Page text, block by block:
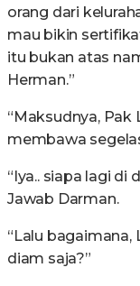
orang dari
mau bikin
itu bukan atas
Herman.”
“Maksudnya, Pak
membawa
“Iya.. siapa lagi di
Jawab Darman.
“Lalu bagaimana,
diam saja?”